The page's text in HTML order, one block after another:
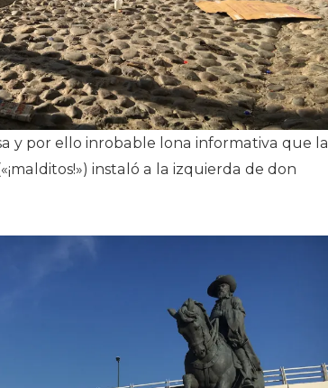
y por ello inrobable lona informativa que la
instaló a la izquierda de don